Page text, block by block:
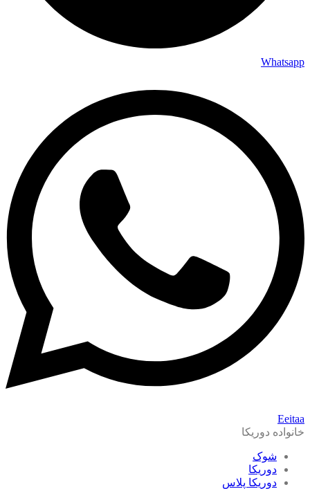
Whatsapp
Eeitaa
خانواده دوریکا
شوک
دوریکا
دوریکا پلاس